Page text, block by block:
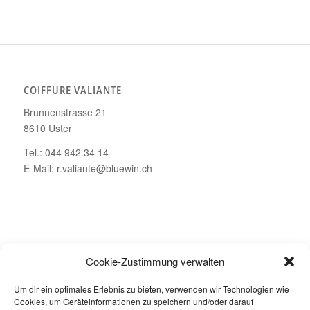
Cookie-Zustimmung verwalten
Um dir ein optimales Erlebnis zu bieten, verwenden wir Technologien wie
Cookies, um Geräteinformationen zu speichern und/oder darauf
COIFFURE VALIANTE
Brunnenstrasse 21
8610 Uster
Tel.: 044 942 34 14
E-Mail: r.valiante@bluewin.ch
Dienstag bis Freitag: 08.00 – 19.00 Uhr